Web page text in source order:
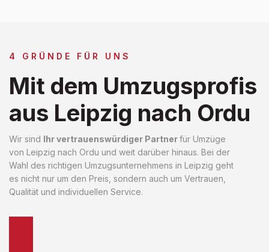
4 GRÜNDE FÜR UNS
Mit dem Umzugsprofis
aus Leipzig nach Ordu
Wir sind Ihr vertrauenswürdiger Partnerfür Umzüge
von Leipzig nach Ordu und weit darüber hinaus. Bei der
Wahl des richtigen Umzugsunternehmens in Leipzig geht
es nicht nur um den Preis, sondern auch um Vertrauen,
Qualität und individuellen Service.